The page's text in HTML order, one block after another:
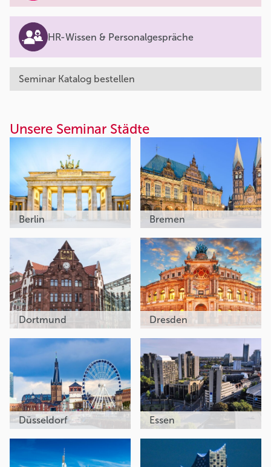
HR-Wissen & Personalgespräche
Seminar Katalog bestellen
Unsere Seminar Städte
Berlin Bremen
Dortmund Dresden
Düsseldorf Essen